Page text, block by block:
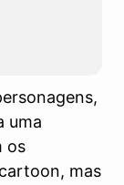
uma
os
mas